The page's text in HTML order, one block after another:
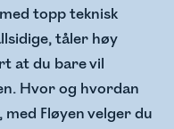
topp teknisk
tåler høy
at du bare vil
Hvor og hvordan
Fløyen velger du